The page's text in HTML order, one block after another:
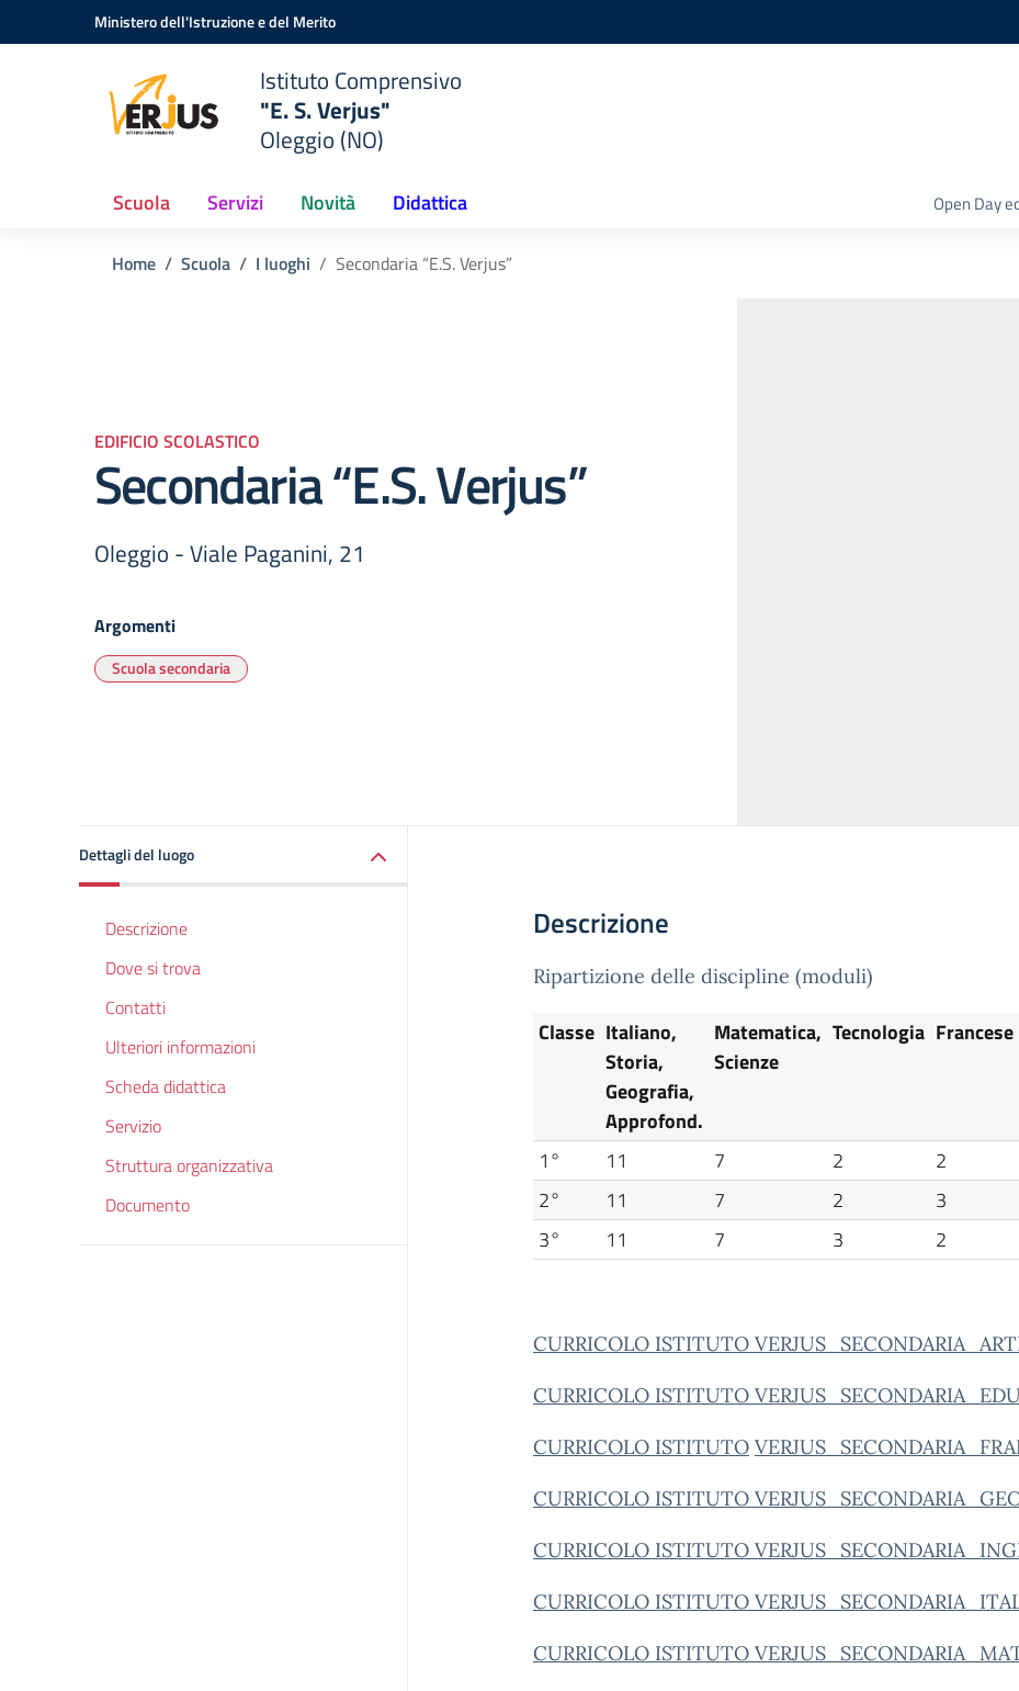
Vai ai contenuti
Vai al menu di navigazioneMinistero dell'Istruzione e del Merito
Istituto Comprensivo
"E. S. Verjus"
Oleggio (NO)
Scuola Servizi Novità Didattica Open Day
Home Scuola I luoghi Secondaria “E.S. Verjus”
EDIFICIO SCOLASTICO
Secondaria “E.S. Verjus”
Oleggio - Viale Paganini, 21
Argomenti
Scuola secondaria
Dettagli del luogo
Descrizione
Dove si trova
Contatti
Ulteriori informazioni
Scheda didattica
Servizio
Struttura organizzativa
Documento
Descrizione
Ripartizione delle discipline (moduli)
Classe Italiano,
Storia,
Geografia,
Approfond.
Matematica,
Scienze
Tecnologia Francese
1° 11 7 2 2
2°
11 7 2 3
3°
11 7 3 2
CURRICOLO ISTITUTO
CURRICOLO ISTITUTO
CURRICOLO ISTITUTO
CURRICOLO ISTITUTO
CURRICOLO ISTITUTO
CURRICOLO ISTITUTO
CURRICOLO ISTITUTO